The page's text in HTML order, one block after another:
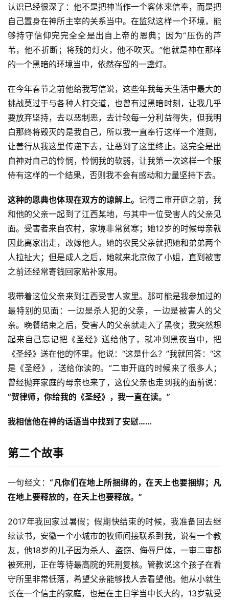
认识已经很深了：他不是把神当作一个客体来信奉，而是把
自己置身在神所主宰的关系当中。在监狱这样一个环境，能
够持守信仰完完全全是出自上帝的恩典；因为“压伤的芦
苇，他不折断；将残的灯火，他不吹灭。”他就是神在那样
的一个黑暗的环境当中，依然存留的一盏灯。
在今年春节之前他给我写信说，这些年我每天生活中最大的
挑战莫过于与各种人打交道，也曾有过黑暗时刻，让我几乎
要放弃坚持，去以恶制恶，去计较每一分利益得失，但我明
白那终将毁灭的是我自己，所以我一直奉行这样一个准则，
让善行从我这里传递下去，让恶到了这里终止。这完全是出
自神对自己的怜悯，怜悯我的软弱，让我第一次这样一个服
侍有这样的一个结果，否则我不会有感动和力量坚持下去。
这种的恩典也体现在双方的谅解上。记得二审开庭之前，我
和他的父亲一起到了江西某地，与其中一位受害人的父亲见
面。受害者来自农村，家境非常贫寒；她12岁的时候母亲就
因此离家出走，改嫁他人。她的农民父亲就把她和弟弟两个
人拉扯大；但是成人之后，她就来北京做了小姐，直到被害
之前还经常寄钱回家贴补家用。
我带着这位父亲来到江西受害人家里。那可能是我参加过的
最特别的见面：一边是杀人犯的父亲，一边是被害人的父
亲。晚餐结束之后，受害人的父亲就走入了黑夜；我突然想
起来自己忘记把《圣经》送给他了，就冲到黑夜当中，把
《圣经》送在他的怀里。他说：“这是什么？”我就回答：“这
是《圣经》，送给你读的。”二审开庭的时候来了很多人；
曾经抛弃家庭的母亲也来了，这位父亲也走到我的面前说：
“贺律师，你给我的《圣经》，我一直在读。”
我相信他在神的话语当中找到了安慰……
第二个故事
一句经文：“凡你们在地上所捆绑的，在天上也要捆绑；凡
在地上要释放的，在天上也要释放。”
2017年我回家过暑假；假期快结束的时候，我准备回去继
续读书，安徽一个小城市的牧师间接联系到我，说有一个教
友，他18岁的儿子因为杀人、盗窃、侮辱尸体，一审二审都
被死刑，正在等待最高院的死刑复核。管教说这个孩子在看
守所里非常低落，希望父亲能够找人去看望他。他从小就生
长在一个信主的家庭，也是在主日学当中长大的，13岁就受